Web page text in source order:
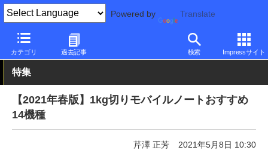
Powered by Translate
カテゴリ 過去記事 検索 Impressサイト
PC Watch パソコン/タブレット/スマートフォン モバイルノート
特集
【2021年春版】1kg切りモバイルノートおすすめ
14機種
芹澤 正芳 2021年5月8日 10:30